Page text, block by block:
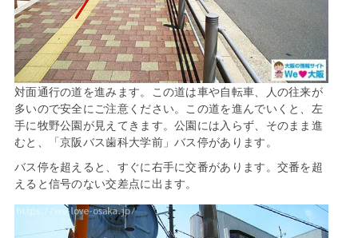
対面通行の道を進みます。この道は車や自転車、人の往来が
多いので安全にご注意ください。この道を進んでいくと、左
手に牧野公園が見えてきます。公園には入らず、そのまま進
むと、「京阪バス歯科大学前」バス停があります。
バス停を超えると、すぐに右手に交番があります。交番を超
えると信号のない交差点に出ます。